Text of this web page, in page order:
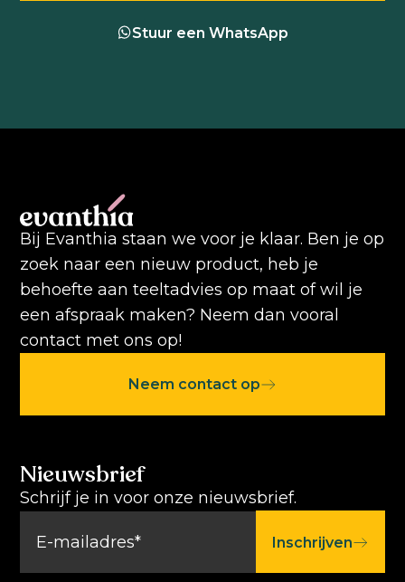
Stuur een WhatsApp
Bij Evanthia staan we voor je klaar. Ben je op
zoek naar een nieuw product, heb je
behoefte aan teeltadvies op maat of wil je
een afspraak maken? Neem dan vooral
contact met ons op!
Neem contact op
Nieuwsbrief
Schrijf je in voor onze nieuwsbrief.
Inschrijven